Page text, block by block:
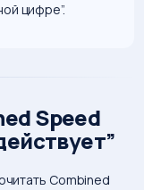
цифре”.
Speed
Combined